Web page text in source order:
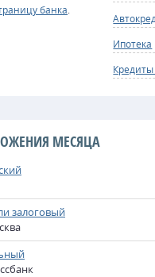
банка
Ипотека
МЕСЯЦА
залоговый